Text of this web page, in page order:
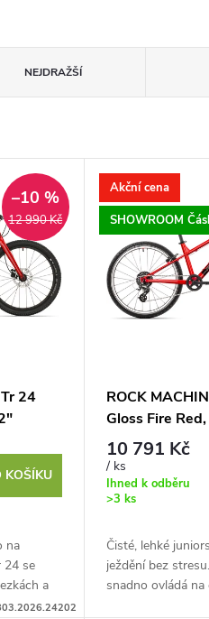
NEJDRAŽŠÍ
12 990 Kč
–10 %
24
KOŠÍKU
na
24 se
a
Akční cena
SHOWROOM
ROCK
Gloss Fire
10 791 Kč
/ ks
Ihned k odběru
>3 ks
Čisté, lehké
ježdění bez
snadno ovládá
na šotolině díky